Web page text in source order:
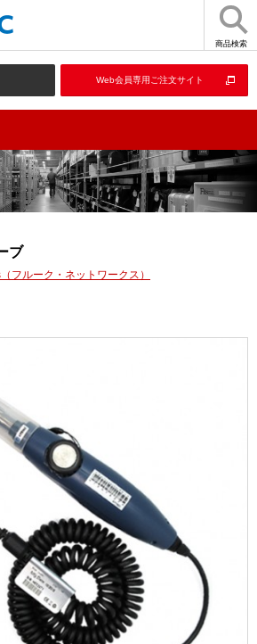
商品検索
Web会員専用ご注文サイト
ブ
フルーク・ネットワークス）